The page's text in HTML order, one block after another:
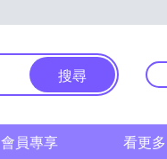
搜尋
會員專享 看更多